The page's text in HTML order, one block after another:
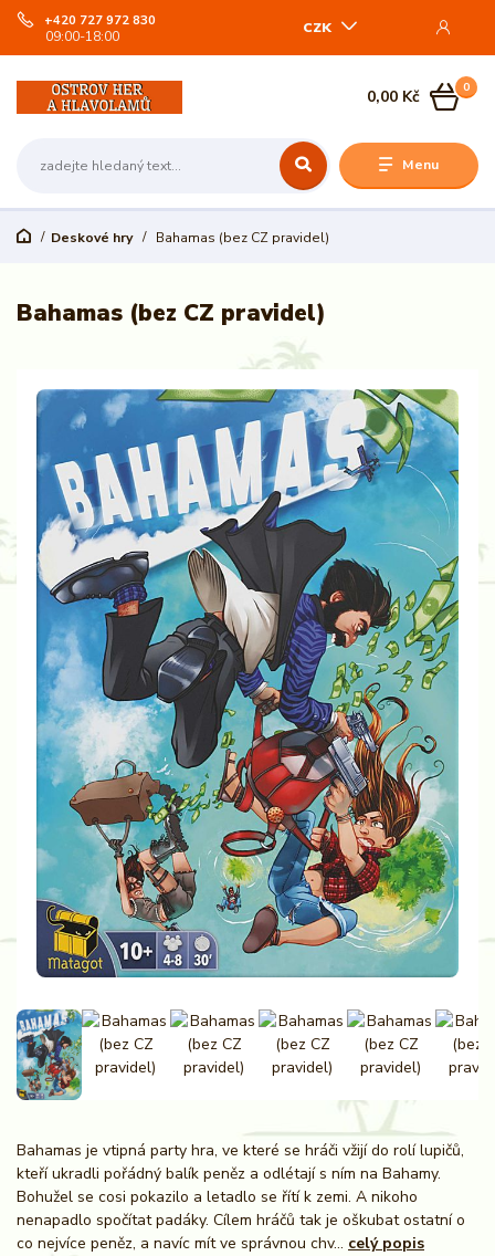
Menu
CZK
+420 727 972 830
09:00-18:00
0
0,00 Kč
Deskové hry Bahamas (bez CZ pravidel)
Bahamas (bez CZ pravidel)
Bahamas je vtipná party hra, ve které se hráči vžijí do rolí lupičů,
kteří ukradli pořádný balík peněz a odlétají s ním na Bahamy.
Bohužel se cosi pokazilo a letadlo se řítí k zemi. A nikoho
nenapadlo spočítat padáky. Cílem hráčů tak je oškubat ostatní o
co nejvíce peněz, a navíc mít ve správnou chv... celý popis